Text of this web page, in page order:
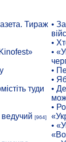
Тираж
туди
ведучий [964]
•
•
•
•
•
•
•
•